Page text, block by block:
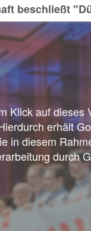
beschließt
Klick auf dieses
erhält
in diesem
durch